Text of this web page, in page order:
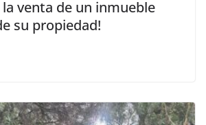
venta de un inmueble
su propiedad!